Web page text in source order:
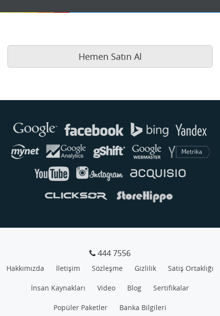
Hemen Satın Al
444 7556
Hakkımızda İletişim Sözleşme Gizlilik Satış Ortaklığı
İnsan Kaynakları Video Blog Sertifikalar
Popüler Paketler Banka Bilgileri
Buse